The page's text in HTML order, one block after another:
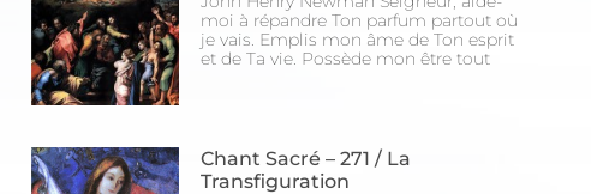
moi à répandre Ton parfum partout où
je vais. Emplis mon âme de Ton esprit
et de Ta vie. Possède mon être tout
Chant Sacré – 271 / La
Transfiguration